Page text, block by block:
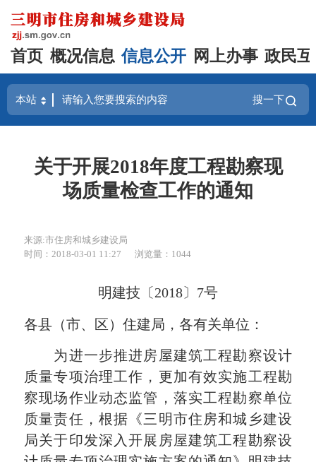
首页 概况信息 信息公开 网上办事 政民
搜一下
关于开展2018年度工程勘察现
场质量检查工作的通知
来源:市住房和城乡建设局
时间：2018-03-01 11:27
浏览量：1044
明建技〔2018〕7号
各县（市、区）住建局，各有关单位：
为进一步推进房屋建筑工程勘察设计
质量专项治理工作，更加有效实施工程勘
察现场作业动态监管，落实工程勘察单位
质量责任，根据《三明市住房和城乡建设
局关于印发深入开展房屋建筑工程勘察设